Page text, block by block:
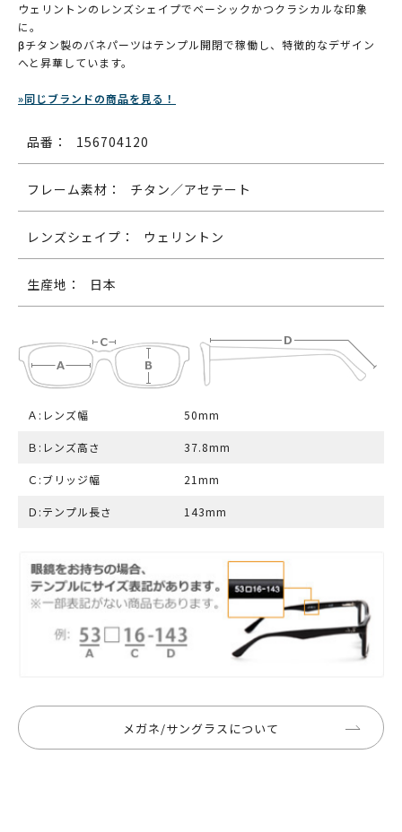
ウェリントンのレンズシェイプでベーシックかつクラシカルな印象
に。
βチタン製のバネパーツはテンプル開閉で稼働し、特徴的なデザイン
へと昇華しています。
»同じブランドの商品を見る！
品番： 156704120
フレーム素材： チタン／アセテート
レンズシェイプ： ウェリントン
生産地： 日本
Ａ:レンズ幅 50mm
Ｂ:レンズ高さ 37.8mm
Ｃ:ブリッジ幅 21mm
Ｄ:テンプル長さ 143mm
メガネ/サングラスについて